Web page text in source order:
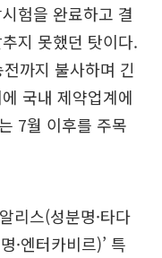
험을 완료하고 결
지 못했던 탓이다.
까지 불사하며 긴
국내 제약업계에
7월 이후를 주목
리스(성분명·타다
·엔터카비르)’ 특